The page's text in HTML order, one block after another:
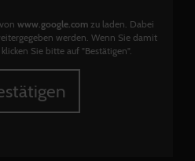
www.google.comzu laden. Dabei
werden. Wenn Sie damit
Sie bitte auf "Bestätigen".